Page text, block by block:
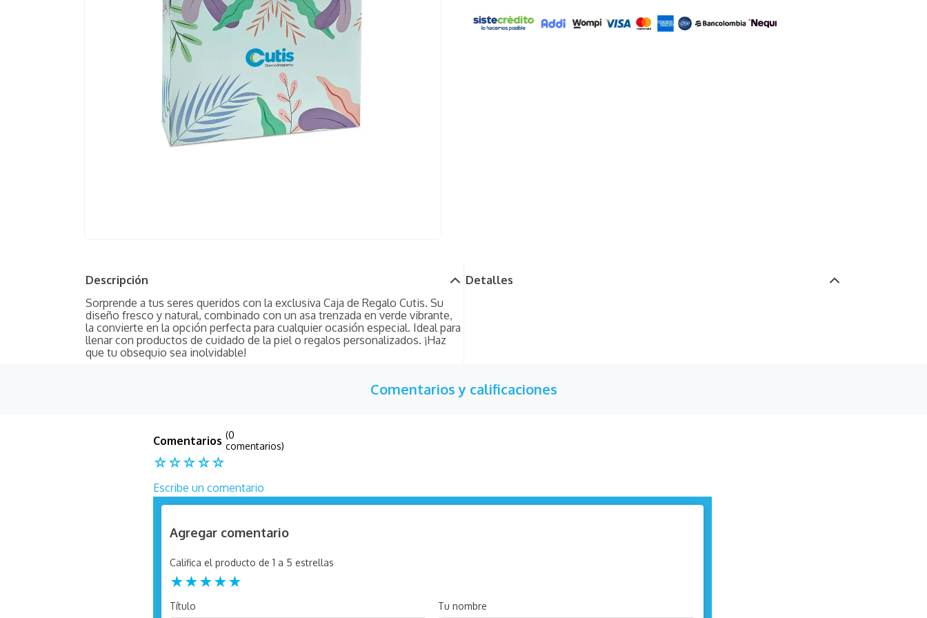
Descripción
Sorprende a tus seres queridos con la exclusiva Caja de Regalo Cutis. Su
diseño fresco y natural, combinado con un asa trenzada en verde vibrante,
la convierte en la opción perfecta para cualquier ocasión especial. Ideal para
llenar con productos de cuidado de la piel o regalos personalizados. ¡Haz
que tu obsequio sea inolvidable!
Detalles
Comentarios y calificaciones
☆☆☆☆☆
(0
comentarios)
Escribe un comentario
Agregar comentario
Título
Califica el producto de 1 a 5 estrellas
★★★★★
Tu nombre